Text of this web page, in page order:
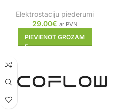
Elektrostaciju piederumi
29.00€ ar PVN
PIEVIENOT GROZAM